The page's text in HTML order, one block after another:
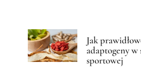
Jak
adaptogeny
sportowej